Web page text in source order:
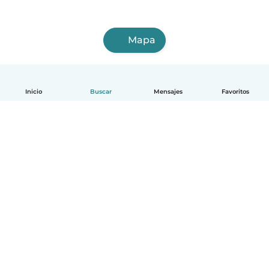
Inicio Buscar Mensajes Favoritos
Mapa